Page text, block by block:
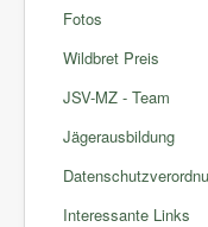
Fotos
Wildbret Preis
JSV-MZ - Team
Jägerausbildung
Interessante Links